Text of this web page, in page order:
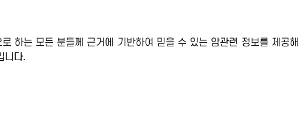
하는 모든 분들께 근거에 기반하여 믿을 수 있는 암관련 정보를 제공해
니다.